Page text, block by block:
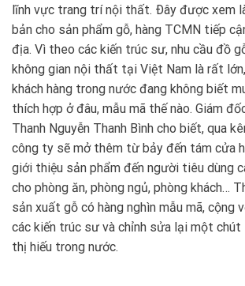
lĩnh vực trang trí nội thất. Ðây được xem
bản cho sản phẩm gỗ, hàng TCMN tiếp
địa. Vì theo các kiến trúc sư, nhu cầu đồ
không gian nội thất tại Việt Nam là rất
khách hàng trong nước đang không biết
thích hợp ở đâu, mẫu mã thế nào. Giám
Thanh Nguyễn Thanh Bình cho biết, qua
công ty sẽ mở thêm từ bảy đến tám cửa
giới thiệu sản phẩm đến người tiêu dùng
cho phòng ăn, phòng ngủ, phòng khách…
sản xuất gỗ có hàng nghìn mẫu mã, cộng
các kiến trúc sư và chỉnh sửa lại một
thị hiếu trong nước.